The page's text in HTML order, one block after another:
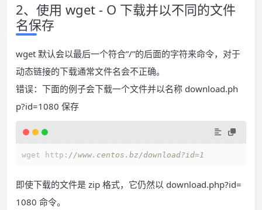
2、使用 wget - O 下载并以不同的文件
名保存
wget 默认会以最后一个符合”/”的后面的字符来命令，对于
动态链接的下载通常文件名会不正确。
错误：下面的例子会下载一个文件并以名称 download.ph
p?id=1080 保存
wget http: //www.centos.bz/download?id=1
即使下载的文件是 zip 格式，它仍然以 download.php?id=
1080 命令。